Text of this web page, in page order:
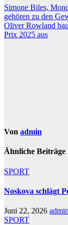
Simone Biles,
gehören zu den
Oliver Rowland
Prix 2025 aus
Von admin
Ähnliche Beiträge
SPORT
Noskova schlägt
Juni 22, 2026 admin
SPORT